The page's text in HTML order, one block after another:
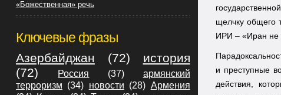
щелчку общего
ИРИ – «Иран не
и преступные
действия,
«Божественная» речь
Ключевые фразы
Азербайджан (72)
история
(72)
Россия (37)
армянский
терроризм (34) новости (28) Армения